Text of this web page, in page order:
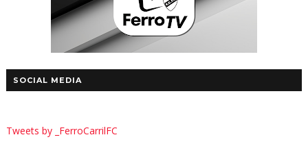
SOCIAL MEDIA
Tweets by _FerroCarrilFC